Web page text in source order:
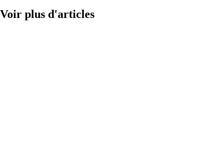
Voir plus d'articles